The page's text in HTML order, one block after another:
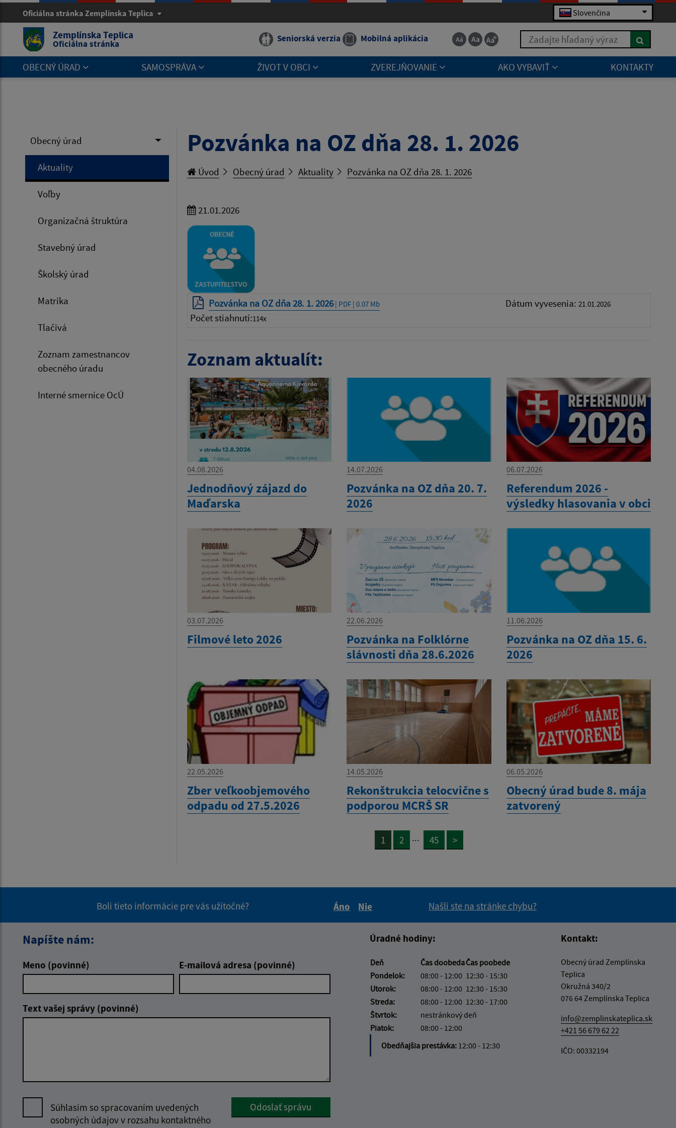
Oficiálna stránka Zemplínska Teplica Slovenčina
Zemplínska Teplica
Oficiálna stránka Seniorská verzia Mobilná aplikácia Zadajte hľadaný výraz
OBECNÝ ÚRAD SAMOSPRÁVA ŽIVOT V OBCI ZVEREJŇOVANIE AKO VYBAVIŤ KONTAKTY
Obecný úrad
Aktuality
Voľby
Organizačná štruktúra
Stavebný úrad
Školský úrad
Matrika
Tlačivá
Zoznam zamestnancov
obecného úradu
Interné smernice OcÚ
Pozvánka na OZ dňa 28. 1. 2026
Úvod Obecný úrad Aktuality Pozvánka na OZ dňa 28. 1. 2026
21.01.2026
Pozvánka na OZ dňa 28. 1. 2026| PDF | 0.07 Mb Dátum vyvesenia: 21.01.2026
Počet stiahnutí:114x
Zoznam aktualít:
04.08.2026
Jednodňový zájazd do
Maďarska
14.07.2026
Pozvánka na OZ dňa 20. 7.
2026
06.07.2026
Referendum 2026 -
výsledky hlasovania v obci
03.07.2026
Filmové leto 2026
22.06.2026
Pozvánka na Folklórne
slávnosti dňa 28.6.2026
11.06.2026
Pozvánka na OZ dňa 15. 6.
2026
22.05.2026
Zber veľkoobjemového
odpadu od 27.5.2026
14.05.2026
Rekonštrukcia telocvične s
podporou MCRŠ SR
06.05.2026
Obecný úrad bude 8. mája
zatvorený
1 2 ... 45 >
Boli tieto informácie pre vás užitočné?
Áno
Nie
Našli ste na stránke chybu?
Napíšte nám:
Meno (povinné) E-mailová adresa (povinné)
Text vašej správy (povinné)
Súhlasím so spracovaním uvedených
osobných údajov v rozsahu kontaktného
Odoslať správu
Úradné hodiny:
Deň Čas doobedaČas poobede
Pondelok:
08:00 - 12:00 12:30 - 15:30
Utorok:
08:00 - 12:00 12:30 - 15:30
Streda:
08:00 - 12:00 12:30 - 17:00
Štvrtok:
nestránkový deň
Piatok:
08:00 - 12:00
Obedňajšia prestávka: 12:00 - 12:30
Kontakt:
Obecný úrad Zemplínska
Teplica
Okružná 340/2
076 64 Zemplínska Teplica
info@zemplinskateplica.sk
+421 56 679 62 22
IČO: 00332194